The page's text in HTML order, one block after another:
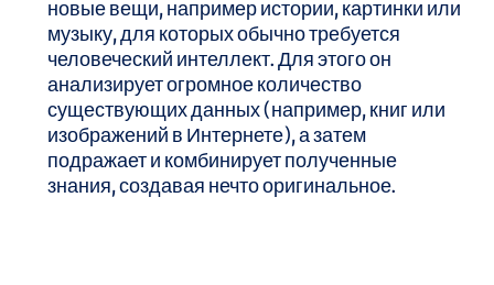
новые вещи, например истории, картинки или
музыку, для которых обычно требуется
человеческий интеллект. Для этого он
анализирует огромное количество
существующих данных (например, книг или
изображений в Интернете), а затем
подражает и комбинирует полученные
знания, создавая нечто оригинальное.